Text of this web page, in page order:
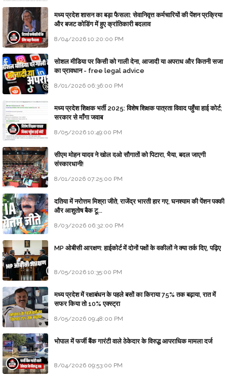
मध्य प्रदेश शासन का बड़ा फैसला: सेवानिवृत्त कर्मचारियों की पेंशन प्रक्रिया
और बजट कोडिंग में हुए क्रांतिकारी बदलाव
8/04/2026 10:20:00 PM
सोशल मीडिया पर किसी को गाली देना, आजादी या अपराध और कितनी सजा
का प्रावधान - free legal advice
8/01/2026 06:36:00 PM
मध्य प्रदेश शिक्षक भर्ती 2025: विशेष शिक्षक पात्रता विवाद पहुँचा हाई कोर्ट;
सरकार से माँगा जवाब
8/05/2026 10:49:00 PM
सीएम मोहन यादव ने खोल दओ सौगातों को पिटारा, भैया, बदल जाएगी
संस्कारधानी!
8/01/2026 07:25:00 PM
दतिया में नरोत्तम मिश्रा जीते, राजेंद्र भारती हार गए, घनश्याम की पेंशन पक्की
और आशुतोष बैक टू...
8/03/2026 06:32:00 PM
MP ओबीसी आरक्षण: हाईकोर्ट में दोनों पक्षों के वकीलों ने क्या तर्क दिए, पढ़िए
8/05/2026 10:35:00 PM
मध्य प्रदेश में रक्षाबंधन के पहले बसों का किराया 75% तक बढ़ाया, रात में
सफर किया तो 10% एक्स्ट्रा
8/05/2026 09:48:00 PM
भोपाल में फर्जी बैंक गारंटी वाले ठेकेदार के विरुद्ध आपराधिक मामला दर्ज
8/04/2026 09:53:00 PM